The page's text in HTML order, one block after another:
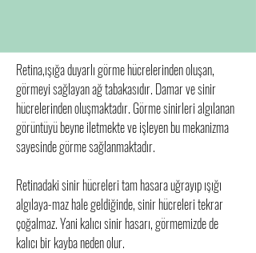
Retina,ışığa duyarlı görme hücrelerinden oluşan,
görmeyi sağlayan ağ tabakasıdır. Damar ve sinir
hücrelerinden oluşmaktadır. Görme sinirleri algılanan
görüntüyü beyne iletmekte ve işleyen bu mekanizma
sayesinde görme sağlanmaktadır.
Retinadaki sinir hücreleri tam hasara uğrayıp ışığı
algılaya-maz hale geldiğinde, sinir hücreleri tekrar
çoğalmaz. Yani kalıcı sinir hasarı, görmemizde de
kalıcı bir kayba neden olur.